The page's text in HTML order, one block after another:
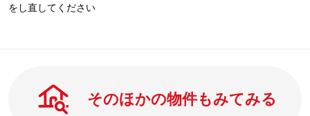
をし直してください
そのほかの物件もみてみる